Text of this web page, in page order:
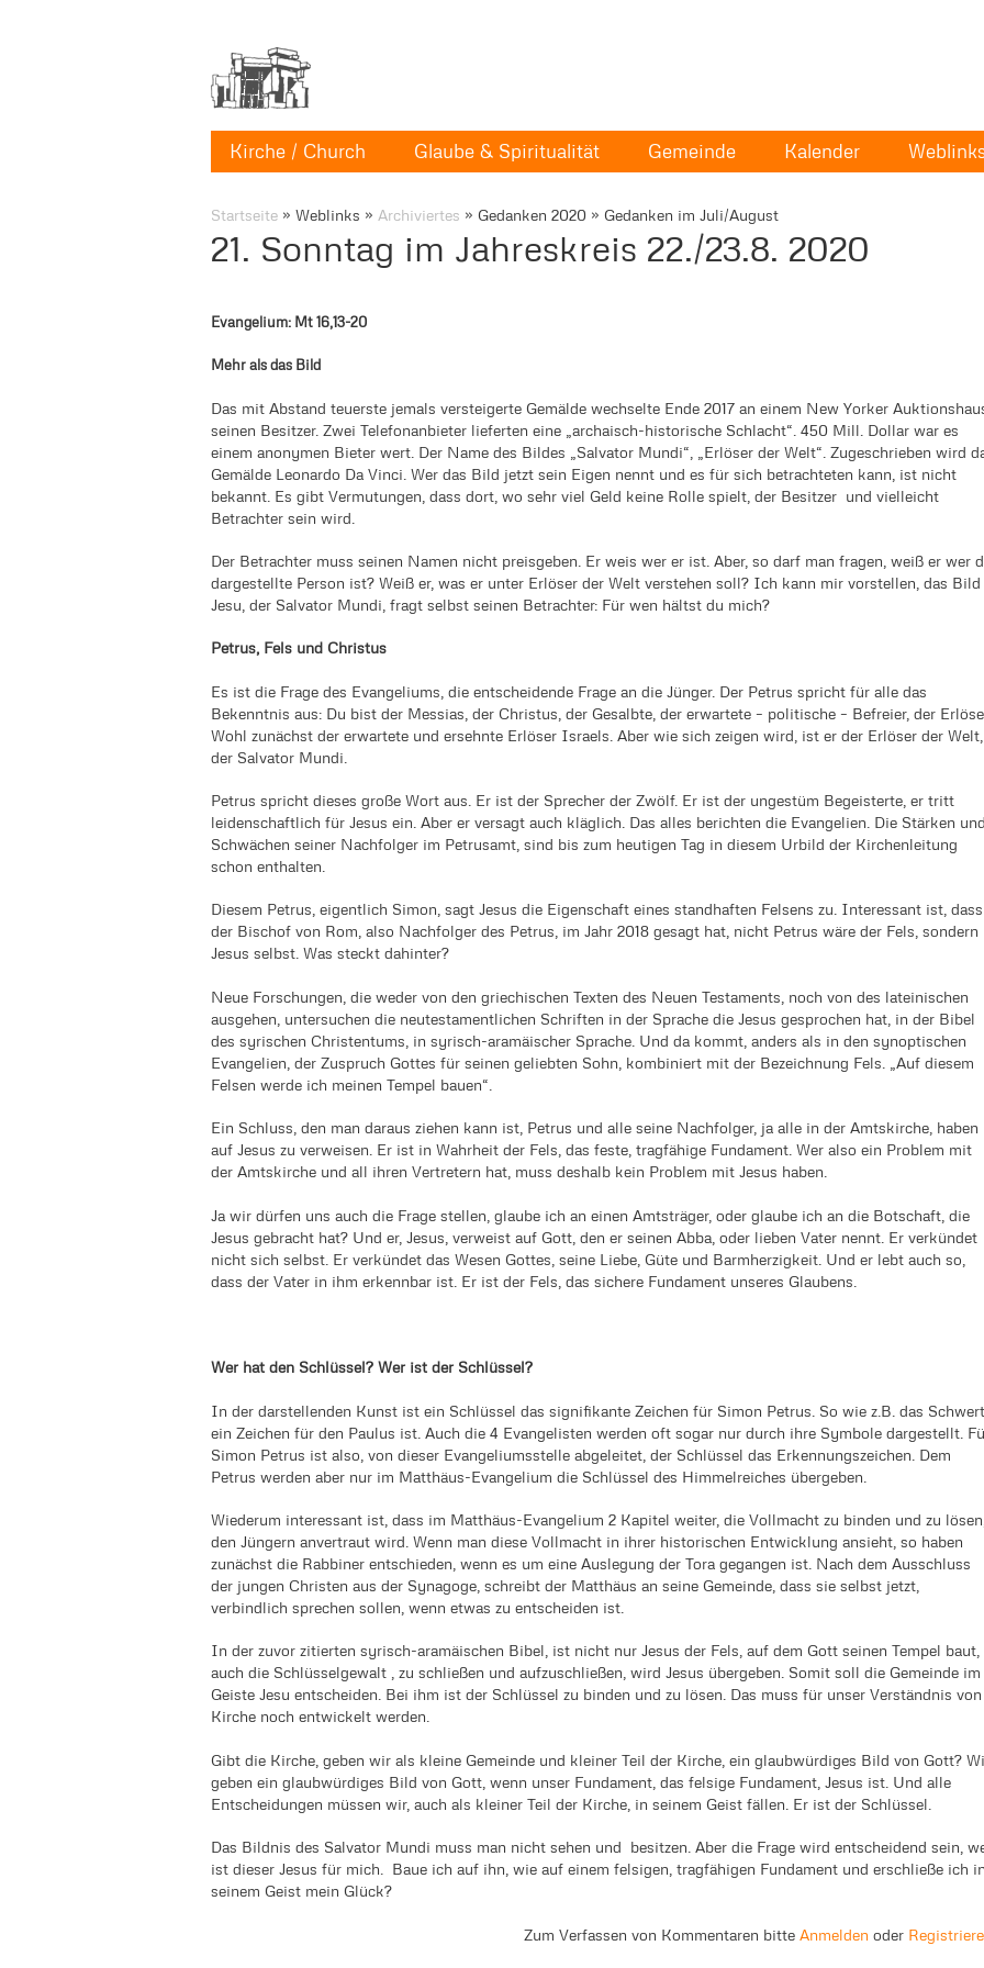
Kirche / Church Glaube & Spiritualität Gemeinde Kalender
Startseite » Weblinks » Archiviertes » Gedanken 2020 » Gedanken im Juli/August
21. Sonntag im Jahreskreis 22./23.8. 2020
Evangelium: Mt 16,13-20
Mehr als das Bild
Das mit Abstand teuerste jemals versteigerte Gemälde wechselte Ende 2017 an einem New Yorker
seinen Besitzer. Zwei Telefonanbieter lieferten eine „archaisch-historische Schlacht“. 450 Mill. Dollar war es
einem anonymen Bieter wert. Der Name des Bildes „Salvator Mundi“, „Erlöser der Welt“. Zugeschrieben wird
Gemälde Leonardo Da Vinci. Wer das Bild jetzt sein Eigen nennt und es für sich betrachteten kann, ist nicht
bekannt. Es gibt Vermutungen, dass dort, wo sehr viel Geld keine Rolle spielt, der Besitzer und vielleicht
Betrachter sein wird.
Der Betrachter muss seinen Namen nicht preisgeben. Er weis wer er ist. Aber, so darf man fragen, weiß er wer
dargestellte Person ist? Weiß er, was er unter Erlöser der Welt verstehen soll? Ich kann mir vorstellen, das Bild
Jesu, der Salvator Mundi, fragt selbst seinen Betrachter: Für wen hältst du mich?
Petrus, Fels und Christus
Es ist die Frage des Evangeliums, die entscheidende Frage an die Jünger. Der Petrus spricht für alle das
Bekenntnis aus: Du bist der Messias, der Christus, der Gesalbte, der erwartete – politische – Befreier, der
Wohl zunächst der erwartete und ersehnte Erlöser Israels. Aber wie sich zeigen wird, ist er der Erlöser der Welt,
der Salvator Mundi.
Petrus spricht dieses große Wort aus. Er ist der Sprecher der Zwölf. Er ist der ungestüm Begeisterte, er tritt
leidenschaftlich für Jesus ein. Aber er versagt auch kläglich. Das alles berichten die Evangelien. Die Stärken
Schwächen seiner Nachfolger im Petrusamt, sind bis zum heutigen Tag in diesem Urbild der Kirchenleitung
schon enthalten.
Diesem Petrus, eigentlich Simon, sagt Jesus die Eigenschaft eines standhaften Felsens zu. Interessant ist, dass
der Bischof von Rom, also Nachfolger des Petrus, im Jahr 2018 gesagt hat, nicht Petrus wäre der Fels, sondern
Jesus selbst. Was steckt dahinter?
Neue Forschungen, die weder von den griechischen Texten des Neuen Testaments, noch von des lateinischen
ausgehen, untersuchen die neutestamentlichen Schriften in der Sprache die Jesus gesprochen hat, in der Bibel
des syrischen Christentums, in syrisch-aramäischer Sprache. Und da kommt, anders als in den synoptischen
Evangelien, der Zuspruch Gottes für seinen geliebten Sohn, kombiniert mit der Bezeichnung Fels. „Auf diesem
Felsen werde ich meinen Tempel bauen“.
Ein Schluss, den man daraus ziehen kann ist, Petrus und alle seine Nachfolger, ja alle in der Amtskirche, haben
auf Jesus zu verweisen. Er ist in Wahrheit der Fels, das feste, tragfähige Fundament. Wer also ein Problem mit
der Amtskirche und all ihren Vertretern hat, muss deshalb kein Problem mit Jesus haben.
Ja wir dürfen uns auch die Frage stellen, glaube ich an einen Amtsträger, oder glaube ich an die Botschaft, die
Jesus gebracht hat? Und er, Jesus, verweist auf Gott, den er seinen Abba, oder lieben Vater nennt. Er verkündet
nicht sich selbst. Er verkündet das Wesen Gottes, seine Liebe, Güte und Barmherzigkeit. Und er lebt auch so,
dass der Vater in ihm erkennbar ist. Er ist der Fels, das sichere Fundament unseres Glaubens.
Wer hat den Schlüssel? Wer ist der Schlüssel?
In der darstellenden Kunst ist ein Schlüssel das signifikante Zeichen für Simon Petrus. So wie z.B. das Schwert
ein Zeichen für den Paulus ist. Auch die 4 Evangelisten werden oft sogar nur durch ihre Symbole dargestellt.
Simon Petrus ist also, von dieser Evangeliumsstelle abgeleitet, der Schlüssel das Erkennungszeichen. Dem
Petrus werden aber nur im Matthäus-Evangelium die Schlüssel des Himmelreiches übergeben.
Wiederum interessant ist, dass im Matthäus-Evangelium 2 Kapitel weiter, die Vollmacht zu binden und zu
den Jüngern anvertraut wird. Wenn man diese Vollmacht in ihrer historischen Entwicklung ansieht, so haben
zunächst die Rabbiner entschieden, wenn es um eine Auslegung der Tora gegangen ist. Nach dem Ausschluss
der jungen Christen aus der Synagoge, schreibt der Matthäus an seine Gemeinde, dass sie selbst jetzt,
verbindlich sprechen sollen, wenn etwas zu entscheiden ist.
In der zuvor zitierten syrisch-aramäischen Bibel, ist nicht nur Jesus der Fels, auf dem Gott seinen Tempel baut,
auch die Schlüsselgewalt , zu schließen und aufzuschließen, wird Jesus übergeben. Somit soll die Gemeinde im
Geiste Jesu entscheiden. Bei ihm ist der Schlüssel zu binden und zu lösen. Das muss für unser Verständnis von
Kirche noch entwickelt werden.
Gibt die Kirche, geben wir als kleine Gemeinde und kleiner Teil der Kirche, ein glaubwürdiges Bild von Gott?
geben ein glaubwürdiges Bild von Gott, wenn unser Fundament, das felsige Fundament, Jesus ist. Und alle
Entscheidungen müssen wir, auch als kleiner Teil der Kirche, in seinem Geist fällen. Er ist der Schlüssel.
Das Bildnis des Salvator Mundi muss man nicht sehen und besitzen. Aber die Frage wird entscheidend sein,
ist dieser Jesus für mich. Baue ich auf ihn, wie auf einem felsigen, tragfähigen Fundament und erschließe ich
seinem Geist mein Glück?
Zum Verfassen von Kommentaren bitteAnmelden oder